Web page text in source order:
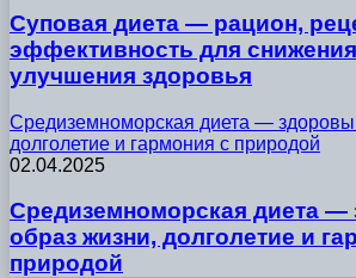
Суповая диета — рацион,
эффективность для
улучшения здоровья
Средиземноморская диета —
долголетие и гармония с природой
02.04.2025
Средиземноморская диета —
образ жизни, долголетие и
природой